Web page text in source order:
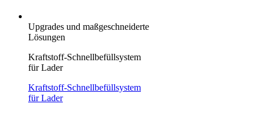
Upgrades und maßgeschneiderte
Lösungen
Kraftstoff-Schnellbefüllsystem
für Lader
Kraftstoff-Schnellbefüllsystem
für Lader